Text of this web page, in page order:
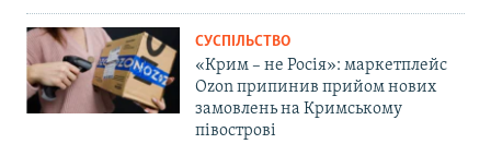
СУСПІЛЬСТВО
«Крим – не Росія»: маркетплейс
Ozon припинив прийом нових
замовлень на Кримському
півострові